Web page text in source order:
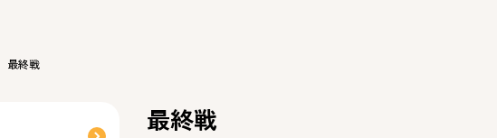
終戦
最終戦